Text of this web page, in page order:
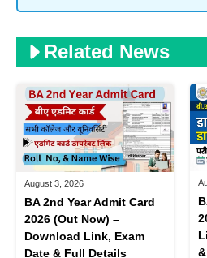
Related News
August 3, 2026
BA 2nd Year Admit Card
2026 (Out Now) –
Download Link, Exam
Date & Full Details